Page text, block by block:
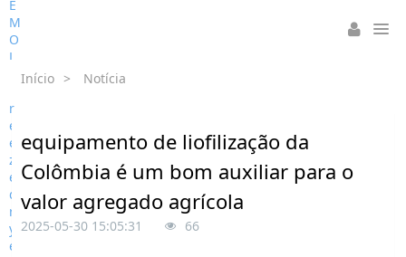
Início > Notícia
equipamento de liofilização da
Colômbia é um bom auxiliar para o
valor agregado agrícola
2025-05-30 15:05:31 66